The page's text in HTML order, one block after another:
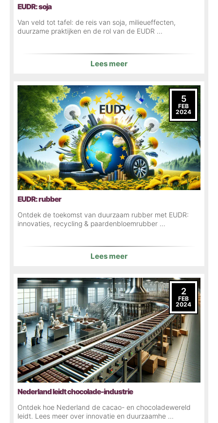
EUDR: soja
Van veld tot tafel: de reis van soja, milieueffecten,
duurzame praktijken en de rol van de EUDR ...
Lees meer
5
FEB
2024
EUDR: rubber
Ontdek de toekomst van duurzaam rubber met EUDR:
innovaties, recycling & paardenbloemrubber ...
Lees meer
2
FEB
2024
Nederland leidt chocolade-industrie
Ontdek hoe Nederland de cacao- en chocoladewereld
leidt. Lees meer over innovatie en duurzaamhe ...